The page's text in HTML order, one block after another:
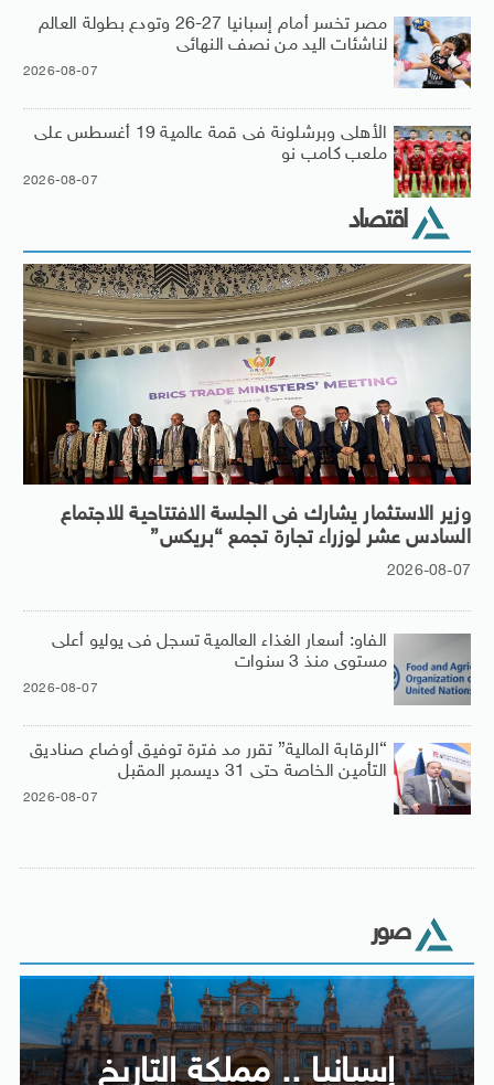
مصر تخسر أمام إسبانيا 27-26 وتودع بطولة العالم
لناشئات اليد من نصف النهائى
2026-08-07
الأهلى وبرشلونة فى قمة عالمية 19 أغسطس على
ملعب كامب نو
2026-08-07
اقتصاد
وزير الاستثمار يشارك فى الجلسة الافتتاحية للاجتماع
السادس عشر لوزراء تجارة تجمع “بريكس”
2026-08-07
الفاو: أسعار الغذاء العالمية تسجل فى يوليو أعلى
مستوى منذ 3 سنوات
2026-08-07
“الرقابة المالية” تقرر مد فترة توفيق أوضاع صناديق
التأمين الخاصة حتى 31 ديسمبر المقبل
2026-08-07
صور
إسبانيا .. مملكة التاريخ